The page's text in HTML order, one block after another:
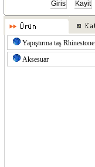
Yapıştırma taş Rhinestone
Aksesuar